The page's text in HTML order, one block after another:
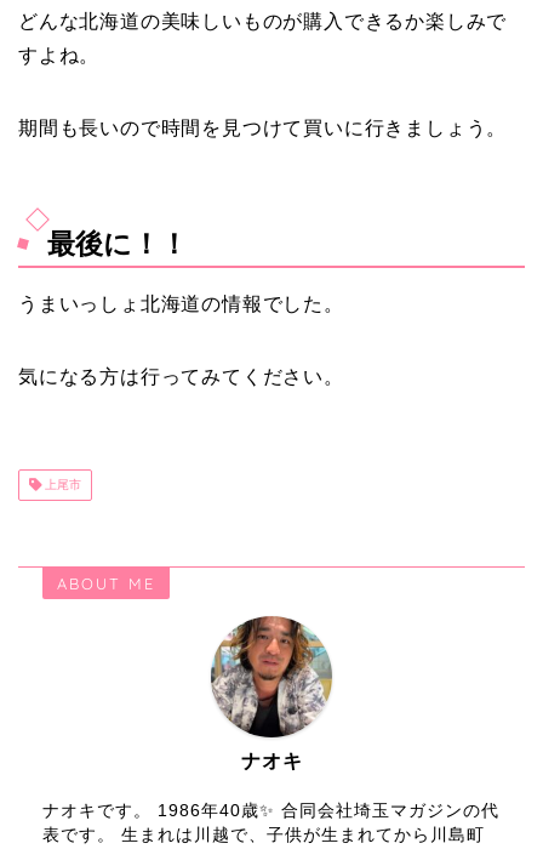
どんな北海道の美味しいものが購入できるか楽しみで
すよね。
期間も長いので時間を見つけて買いに行きましょう。
最後に！！
うまいっしょ北海道の情報でした。
気になる方は行ってみてください。
上尾市
ABOUT ME
ナオキ
ナオキです。 1986年40歳✨ 合同会社埼玉マガジンの代
表です。 生まれは川越で、子供が生まれてから川島町